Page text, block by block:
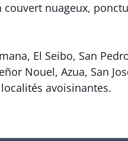
nuageux,
El Seibo, San
Nouel, Azua, San
avoisinantes.